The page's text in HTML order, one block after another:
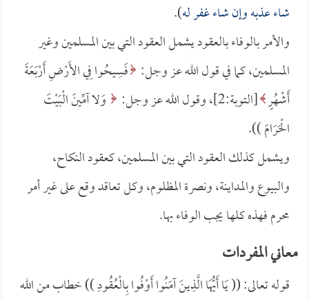
شاء عذبه وإن شاء غفر له).
والأمر بالوفاء بالعقود يشمل العقود التي بين المسلمين وغير
المسلمين، كما في قول الله عز وجل: فَسِيحُوا فِي الأَرْضِ أَرْبَعَةَ
أَشْهُرٍ [التوبة:2]، وقول الله عز وجل:
وَلا آمِّينَ الْبَيْتَ
الْحَرَامَ )).
ويشمل كذلك العقود التي بين المسلمين، كعقود النكاح،
والبيوع والمداينة، ونصرة المظلوم، وكل تعاقد وقع على غير أمر
محرم فهذه كلها يجب الوفاء بها.
معاني المفردات
قوله تعالى: (( يَا أَيُّهَا الَّذِينَ آمَنُوا أَوْفُوا بِالْعُقُودِ )) خطاب من الله